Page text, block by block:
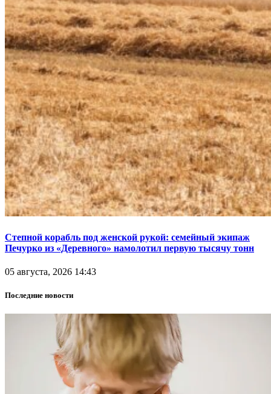
Степной корабль под женской рукой: семейный экипаж
Печурко из «Деревного» намолотил первую тысячу тонн
05 августа, 2026 14:43
Последние новости